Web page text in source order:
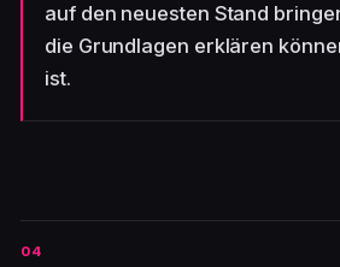
auf den neuesten Stand
die Grundlagen erklären
ist.